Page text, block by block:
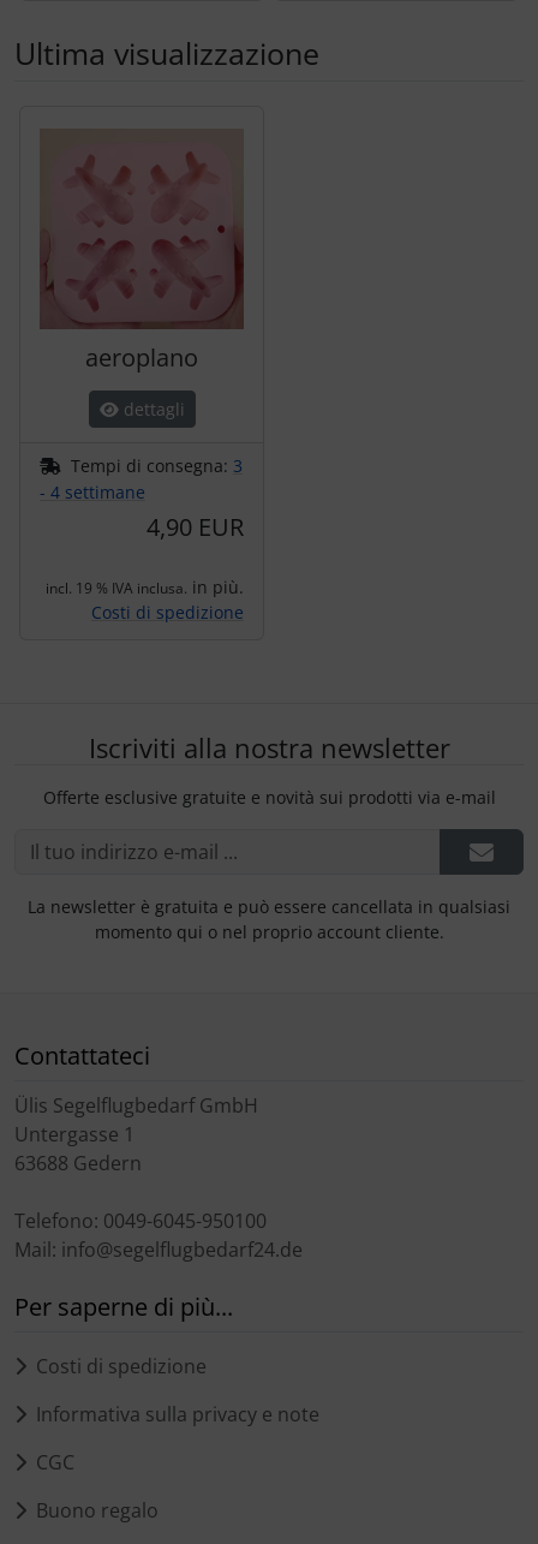
Ultima visualizzazione
aeroplano
dettagli
Tempi di consegna: 3
- 4 settimane
4,90 EUR
incl. 19 % IVA inclusa. in più.
Costi di spedizione
Iscriviti alla nostra newsletter
Offerte esclusive gratuite e novità sui prodotti via e-mail
La newsletter è gratuita e può essere cancellata in qualsiasi
momento qui o nel proprio account cliente.
Contattateci
Ülis Segelflugbedarf GmbH
Untergasse 1
63688 Gedern
Telefono: 0049-6045-950100
Mail: info@segelflugbedarf24.de
Per saperne di più...
Costi di spedizione
Informativa sulla privacy e note
CGC
Buono regalo